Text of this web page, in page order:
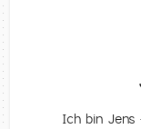
Ich bin Jens